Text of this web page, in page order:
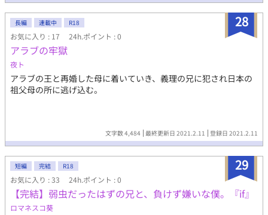
28
長編 連載中 R18
お気に入り : 17 24h.ポイント : 0
アラブの牢獄
夜ト
アラブの王と再婚した母に着いていき、義理の兄に犯され日本の
祖父母の所に逃げ込む。
文字数 4,484 最終更新日 2021.2.11 登録日 2021.2.11
29
短編 完結 R18
お気に入り : 33 24h.ポイント : 0
【完結】弱虫だったはずの兄と、負けず嫌いな僕。『if』
ロマネスコ葵